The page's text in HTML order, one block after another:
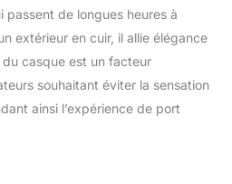
une doublure FlipFold
amovible et lavable avec
la technologie Air-
Channel pour une
Utilisation polyvalente :
de longues heures à
extérieur en cuir, il allie élégance
casque est un facteur
souhaitant éviter la sensation
ainsi l’expérience de port